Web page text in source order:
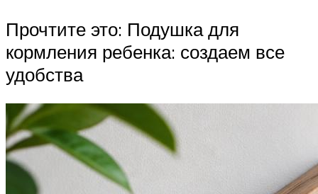
Прочтите это: Подушка для
кормления ребенка: создаем все
удобства